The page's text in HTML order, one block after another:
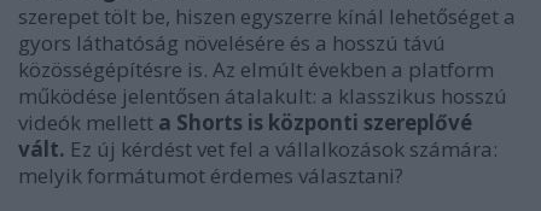
szerepet tölt be, hiszen egyszerre kínál lehetőséget a
gyors láthatóság növelésére és a hosszú távú
közösségépítésre is. Az elmúlt években a platform
működése jelentősen átalakult: a klasszikus hosszú
videók mellett a Shorts is központi szereplővé
vált. Ez új kérdést vet fel a vállalkozások számára:
melyik formátumot érdemes választani?